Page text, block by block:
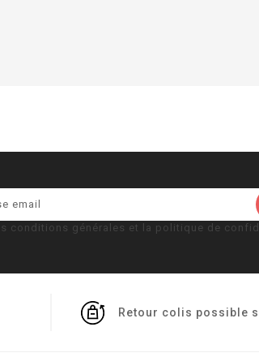
conditions générales et la politique de
Retour colis possible